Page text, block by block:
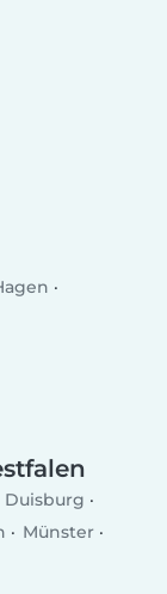
Duisburg
Münster